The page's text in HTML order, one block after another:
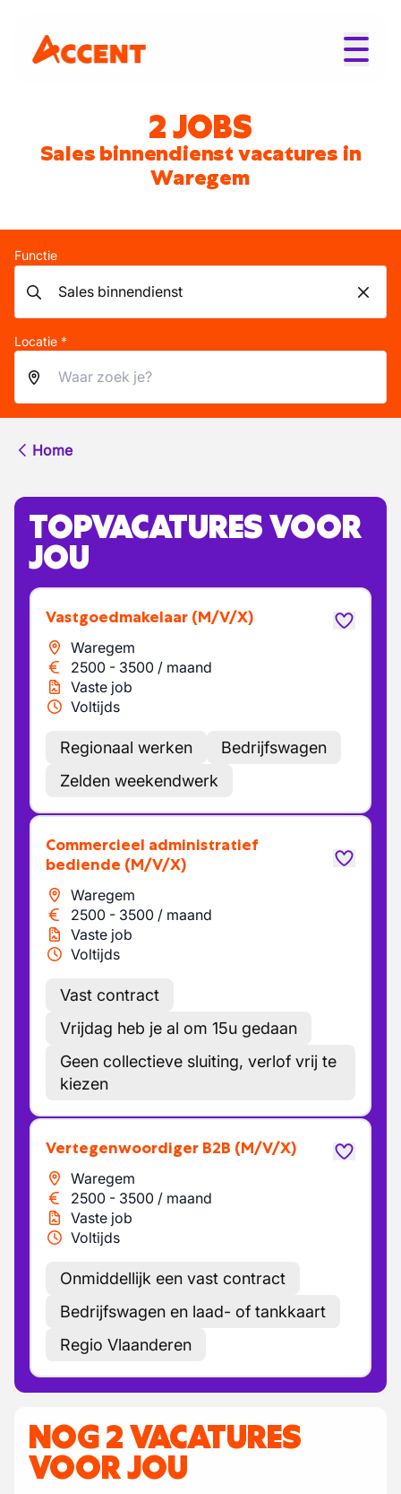
2 JOBS
Sales binnendienst vacatures in
Waregem
Functie
Locatie *
Home
TOPVACATURES VOOR
JOU
Vastgoedmakelaar (M/V/X)
Waregem
2500 - 3500 / maand
Vaste job
Voltijds
Regionaal werken
Bedrijfswagen
Zelden weekendwerk
Commercieel administratief
bediende (M/V/X)
Waregem
2500 - 3500 / maand
Vaste job
Voltijds
Vast contract
Vrijdag heb je al om 15u gedaan
Geen collectieve sluiting, verlof vrij te
kiezen
Vertegenwoordiger B2B (M/V/X)
Waregem
2500 - 3500 / maand
Vaste job
Voltijds
Onmiddellijk een vast contract
Bedrijfswagen en laad- of tankkaart
Regio Vlaanderen
NOG 2 VACATURES
VOOR JOU